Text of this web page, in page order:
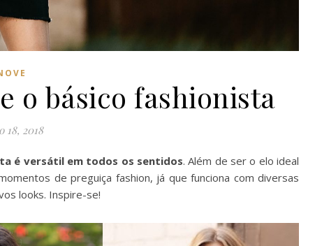
o básico fashionista
18, 2018
é versátil em todos os sentidos. Além de ser o elo ideal
de preguiça fashion, já que funciona com diversas
looks. Inspire-se!